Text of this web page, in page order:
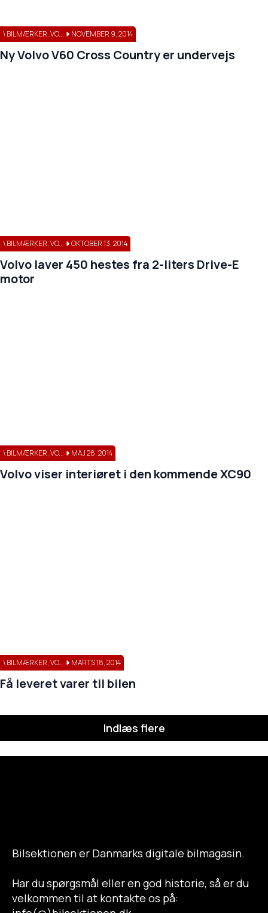
\ BILMÆRKER, VO... NOVEMBER 9, 2014
Ny Volvo V60 Cross Country er undervejs
\ BILMÆRKER, VO... OKTOBER 13, 2014
Volvo laver 450 hestes fra 2-liters Drive-E
motor
\ BILMÆRKER, VO... MAJ 28, 2014
Volvo viser interiøret i den kommende XC90
\ BILMÆRKER, VO... MARTS 18, 2014
Få leveret varer til bilen
Indlæs flere
Bilsektionen er Danmarks digitale bilmagasin.
Har du spørgsmål eller en god historie, så er du
velkommen til at kontakte os på: